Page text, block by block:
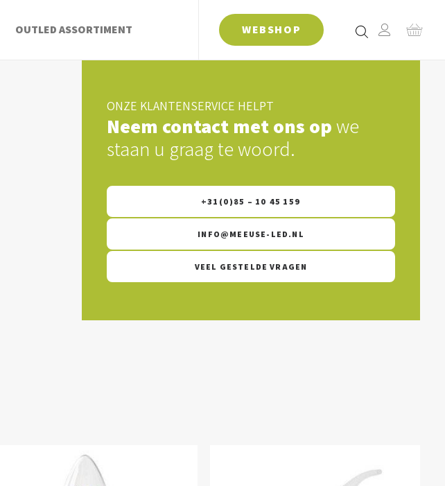
OUTLED ASSORTIMENT WEBSHOP
ONZE KLANTENSERVICE HELPT
Neem contact met ons opwe
staan u graag te woord.
+31(0)85 – 10 45 159
INFO@MEEUSE-LED.NL
VEEL GESTELDE VRAGEN